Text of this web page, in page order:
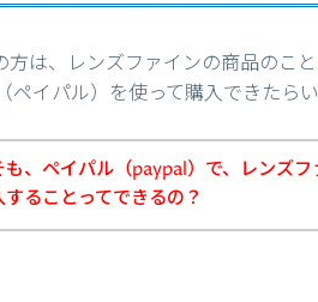
方は、レンズファインの商品のこ
イパル）を使って購入できたら
も、ペイパル（paypal）で、レンズ
することってできるの？